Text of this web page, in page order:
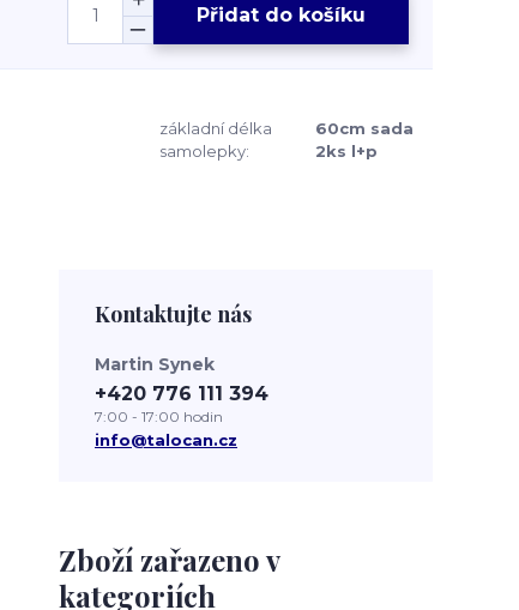
Přidat do košíku
základní délka
samolepky:
60cm sada
2ks l+p
Zboží zařazeno v
kategoriích
Kontaktujte nás
Martin Synek
+420 776 111 394
7:00 - 17:00 hodin
info@talocan.cz